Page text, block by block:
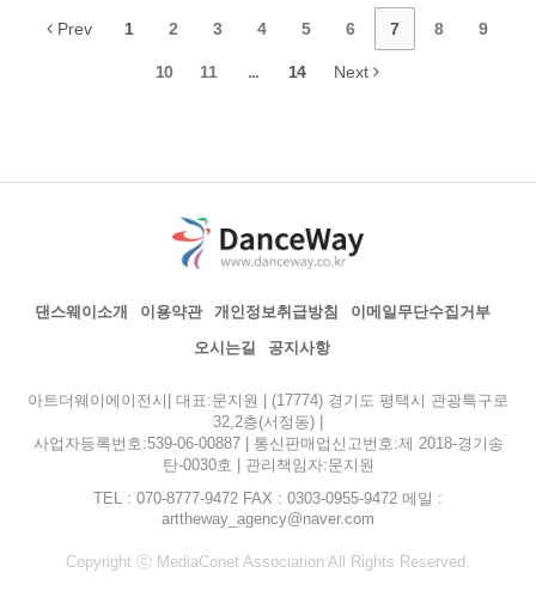
Prev 1 2 3 4 5 6 7 8 9
10 11 ... 14 Next
댄스웨이소개 이용약관 개인정보취급방침
이메일무단수집거부
오시는길
공지사항
아트더웨이에이전시| 대표:문지원 | (17774) 경기도 평택시 관광특구로
32,2층(서정동) |
사업자등록번호:539-06-00887 | 통신판매업신고번호:제 2018-경기송
탄-0030호 | 관리책임자:문지원
TEL : 070-8777-9472 FAX : 0303-0955-9472 메일 :
arttheway_agency@naver.com
Copyright ⓒ MediaConet Association All Rights Reserved.